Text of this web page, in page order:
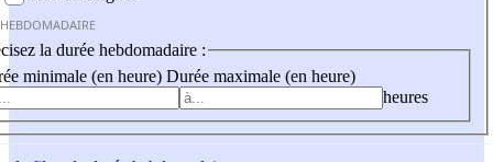
la durée hebdomadaire :
minimale (en heure) Durée maximale (en heure)
heures